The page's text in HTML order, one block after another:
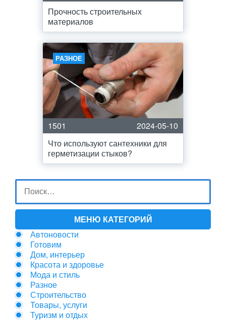
Прочность строительных
материалов
РАЗНОЕ
1501
2024-05-10
Что используют сантехники для
герметизации стыков?
МЕНЮ КАТЕГОРИЙ
Автоновости
Готовим
Дом, интерьер
Красота и здоровье
Мода и стиль
Разное
Строительство
Товары, услуги
Туризм и отдых